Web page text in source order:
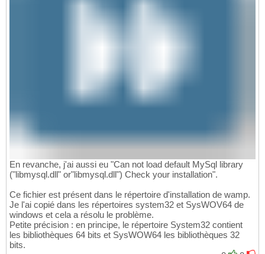
En revanche, j'ai aussi eu "Can not load default MySql library
("libmysql.dll" or"libmysql.dll") Check your installation".
Ce fichier est présent dans le répertoire d'installation de wamp.
Je l'ai copié dans les répertoires system32 et SysWOV64 de
windows et cela a résolu le problème.
Petite précision : en principe, le répertoire System32 contient
les bibliothèques 64 bits et SysWOW64 les bibliothèques 32
bits.